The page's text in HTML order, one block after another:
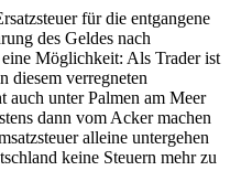
für die entgangene
des Geldes nach
Möglichkeit: Als Trader ist
diesem verregneten
auch unter Palmen am Meer
dann vom Acker machen
alleine untergehen
keine Steuern mehr zu